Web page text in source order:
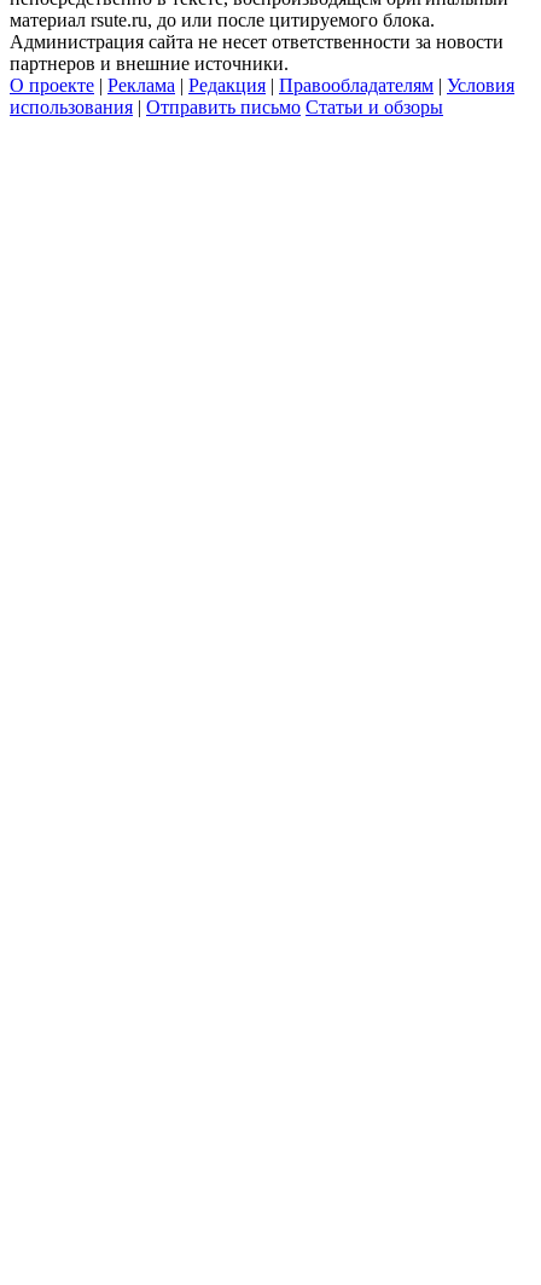
материал rsute.ru, до или после цитируемого блока.
Администрация сайта не несет ответственности за новости
партнеров и внешние источники.
О проекте | Реклама | Редакция | Правообладателям | Условия
использования | Отправить письмо Статьи и обзоры